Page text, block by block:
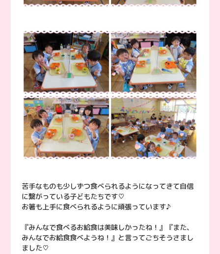
苦手なものも少しずつ食べられるようになってきて自信
に繋がっている子どもたちです♡
お箸も上手に食べられるように頑張っています♪
『みんなで食べるお給食は美味しかったね！』『また、
みんなでお給食食べようね！』と言ってごちそうさまし
ました♡